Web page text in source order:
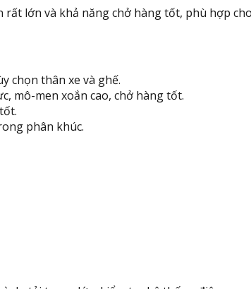
lớn và khả năng chở hàng tốt, phù hợp
chọn thân xe và ghế.
mô-men xoắn cao, chở hàng tốt.
phân khúc.